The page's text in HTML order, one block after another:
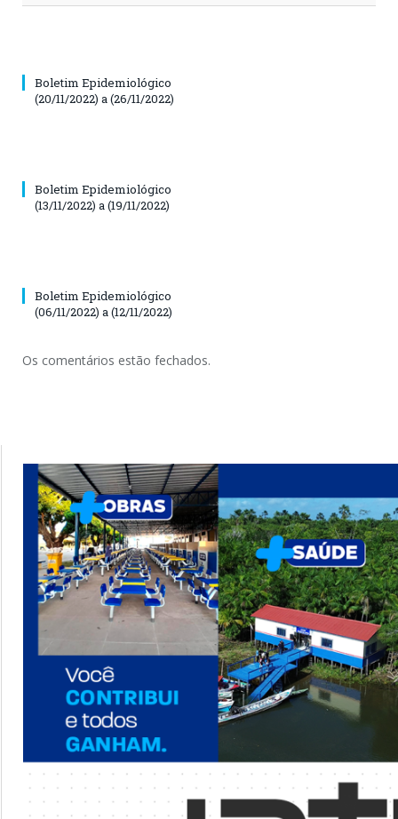
Boletim Epidemiológico
(20/11/2022) a (26/11/2022)
Boletim Epidemiológico
(13/11/2022) a (19/11/2022)
Boletim Epidemiológico
(06/11/2022) a (12/11/2022)
Os comentários estão fechados.